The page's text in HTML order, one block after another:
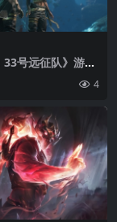
33号远征队》游戏
4